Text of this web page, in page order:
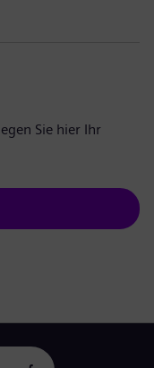
Sie hier Ihr